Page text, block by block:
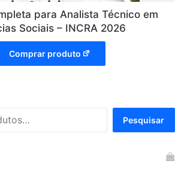
para Analista Técnico em
Sociais – INCRA 2026
Comprar produto
Pesquisar